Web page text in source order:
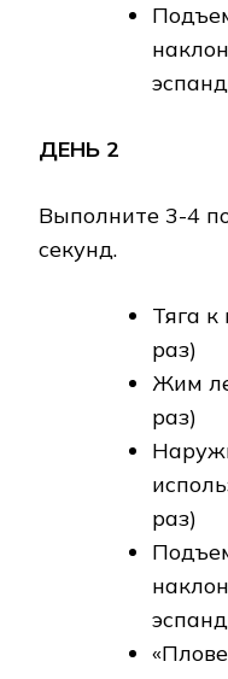
ДЕНЬ 2
Выполните 3-4
секунд.
Тяга к
раз)
Жим
раз)
раз)